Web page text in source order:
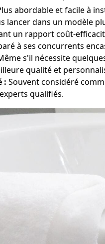
abordable et facile à
lancer dans un modèle
un rapport coût-
à ses concurrents
s'il nécessite
qualité et
: Souvent considéré
qualifiés.